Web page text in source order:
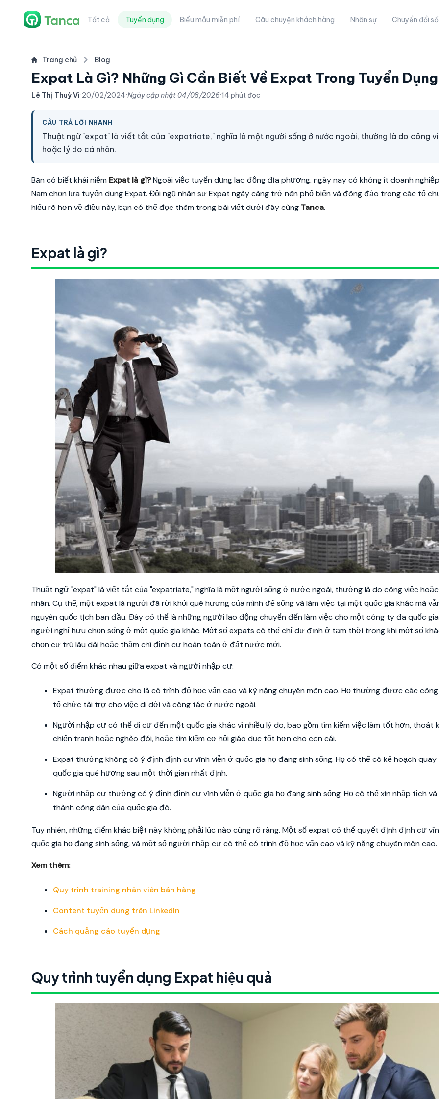
Tất cả Tuyển dụng Biểu mẫu miễn phí Câu chuyện khách hàng Nhân sự Chuyển đổi số
Trang chủ Blog
Expat Là Gì? Những Gì Cần Biết Về Expat Trong Tuyển Dụng
Lê Thị Thuỳ Vi·20/02/2024·Ngày cập nhật04/08/2026·14 phút đọc
CÂU TRẢ LỜI NHANH
Thuật ngữ "expat" là viết tắt của "expatriate," nghĩa là một người sống ở nước ngoài, thường là do công
hoặc lý do cá nhân.
Bạn có biết khái niệm Expat là gì?Ngoài việc tuyển dụng lao động địa phương, ngày nay có không ít doanh
Nam chọn lựa tuyển dụng Expat. Đội ngũ nhân sự Expat ngày càng trở nên phổ biến và đông đảo trong các tổ
hiểu rõ hơn về điều này, bạn có thể đọc thêm trong bài viết dưới đây cùng Tanca.
Expat là gì?
Thuật ngữ "expat" là viết tắt của "expatriate," nghĩa là một người sống ở nước ngoài, thường là do công việc
nhân. Cụ thể, một expat là người đã rời khỏi quê hương của mình để sống và làm việc tại một quốc gia khác mà
nguyên quốc tịch ban đầu. Đây có thể là những người lao động chuyển đến làm việc cho một công ty đa quốc
người nghỉ hưu chọn sống ở một quốc gia khác. Một số expats có thể chỉ dự định ở tạm thời trong khi một số
chọn cư trú lâu dài hoặc thậm chí định cư hoàn toàn ở đất nước mới.
Có một số điểm khác nhau giữa expat và người nhập cư:
Expat thường được cho là có trình độ học vấn cao và kỹ năng chuyên môn cao. Họ thường được các
tổ chức tài trợ cho việc di dời và công tác ở nước ngoài.
Người nhập cư có thể di cư đến một quốc gia khác vì nhiều lý do, bao gồm tìm kiếm việc làm tốt hơn, thoát
chiến tranh hoặc nghèo đói, hoặc tìm kiếm cơ hội giáo dục tốt hơn cho con cái.
Expat thường không có ý định định cư vĩnh viễn ở quốc gia họ đang sinh sống. Họ có thể có kế hoạch
quốc gia quê hương sau một thời gian nhất định.
Người nhập cư thường có ý định định cư vĩnh viễn ở quốc gia họ đang sinh sống. Họ có thể xin nhập tịch
thành công dân của quốc gia đó.
Tuy nhiên, những điểm khác biệt này không phải lúc nào cũng rõ ràng. Một số expat có thể quyết định định cư
quốc gia họ đang sinh sống, và một số người nhập cư có thể có trình độ học vấn cao và kỹ năng chuyên môn cao.
Xem thêm:
Quy trình training nhân viên bán hàng
Content tuyển dụng trên LinkedIn
Cách quảng cáo tuyển dụng
Quy trình tuyển dụng Expat hiệu quả